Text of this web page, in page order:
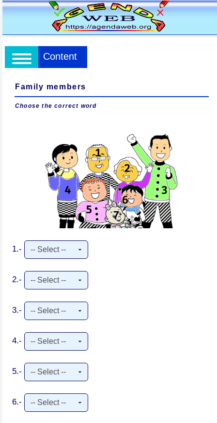
Content
Family members
Choose the correct word
1.-
2.-
3.-
4.-
5.-
6.-